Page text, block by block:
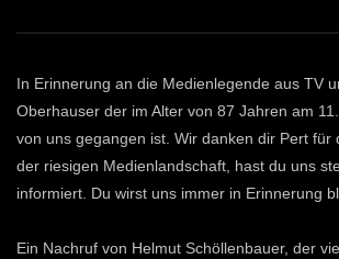
ECHTZEIT-TV
20. MÄRZ 2026
In Erinnerung an die Medienlegende aus TV
Oberhauser der im Alter von 87 Jahren am
von uns gegangen ist. Wir danken dir Pert für
der riesigen Medienlandschaft, hast du uns
informiert. Du wirst uns immer in Erinnerung
Ein Nachruf von Helmut Schöllenbauer, der